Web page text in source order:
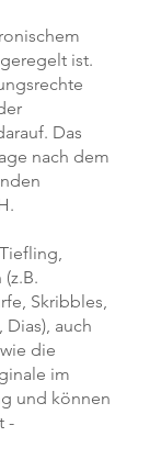
ist.
Das
nach dem
Skribbles,
auch
die
im
und können
-